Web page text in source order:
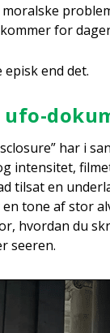
for
end det.
ufo-
har i
inten­si­tet,
til­sat en
tone af stor
hvor­dan du
see­ren.